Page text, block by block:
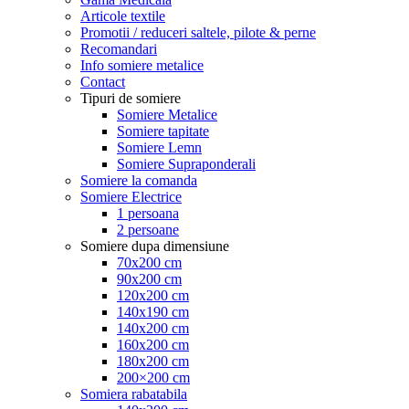
Articole textile
Promotii / reduceri saltele, pilote & perne
Recomandari
Info somiere metalice
Contact
Tipuri de somiere
Somiere Metalice
Somiere tapitate
Somiere Lemn
Somiere Supraponderali
Somiere la comanda
Somiere Electrice
1 persoana
2 persoane
Somiere dupa dimensiune
70x200 cm
90x200 cm
120x200 cm
140x190 cm
140x200 cm
160x200 cm
180x200 cm
200×200 cm
Somiera rabatabila